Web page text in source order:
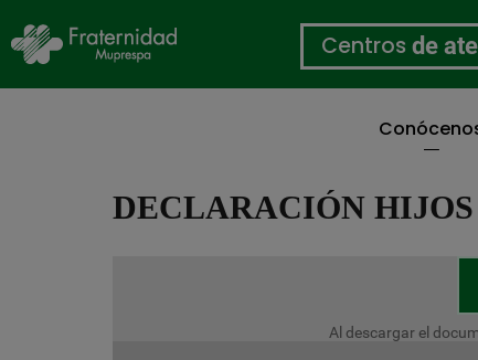
Centros de
DECLARACIÓN HIJOS
Al descargar el